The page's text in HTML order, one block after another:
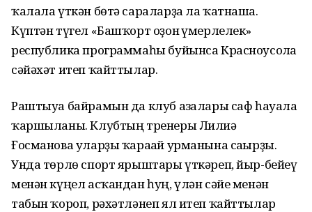
ҡалала үткән бөтә сараларҙа ла ҡатнаша.
Күптән түгел «Башҡорт оҙон ғүмерлелек»
республика программаһы буйынса Красноусолға
сәйәхәт итеп ҡайттылар.
Раштыуа байрамын да клуб ағзалары саф һауала
ҡаршыланы. Клубтың тренеры Лилиә
Ғосманова уларҙы ҡарағай урманына сағырҙы.
Унда төрлө спорт ярыштары үткәреп, йыр-бейеү
менән күңел асҡандан һуң, үлән сәйе менән
табын ҡороп, рәхәтләнеп ял итеп ҡайттылар